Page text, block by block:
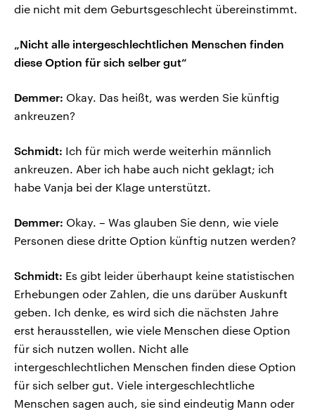
die nicht mit dem Geburtsgeschlecht übereinstimmt.
„Nicht alle intergeschlechtlichen Menschen finden
diese Option für sich selber gut“
Demmer: Okay. Das heißt, was werden Sie künftig
ankreuzen?
Schmidt: Ich für mich werde weiterhin männlich
ankreuzen. Aber ich habe auch nicht geklagt; ich
habe Vanja bei der Klage unterstützt.
Demmer: Okay. – Was glauben Sie denn, wie viele
Personen diese dritte Option künftig nutzen werden?
Schmidt: Es gibt leider überhaupt keine statistischen
Erhebungen oder Zahlen, die uns darüber Auskunft
geben. Ich denke, es wird sich die nächsten Jahre
erst herausstellen, wie viele Menschen diese Option
für sich nutzen wollen. Nicht alle
intergeschlechtlichen Menschen finden diese Option
für sich selber gut. Viele intergeschlechtliche
Menschen sagen auch, sie sind eindeutig Mann oder